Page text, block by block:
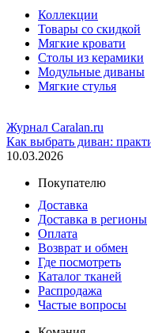
Коллекции
Товары со скидкой
Мягкие кровати
Столы из керамики
Модульные диваны
Мягкие стулья
Журнал Caralan.ru
Как выбрать диван:
10.03.2026
Покупателю
Доставка
Доставка в регионы
Оплата
Возврат и обмен
Где посмотреть
Каталог тканей
Распродажа
Частые вопросы